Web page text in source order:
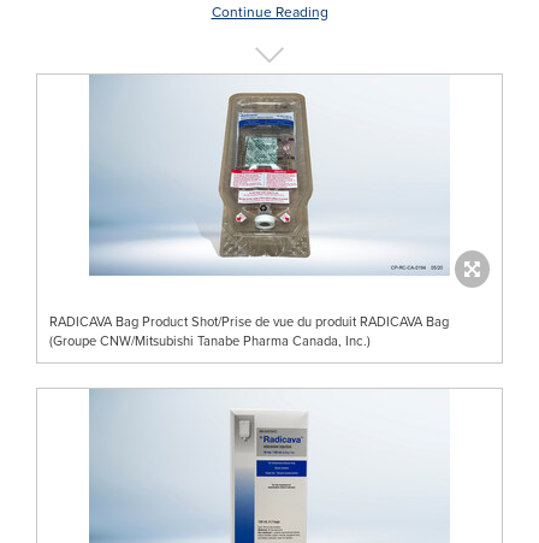
Continue Reading
RADICAVA Bag Product Shot/Prise de vue du produit RADICAVA Bag
(Groupe CNW/Mitsubishi Tanabe Pharma Canada, Inc.)